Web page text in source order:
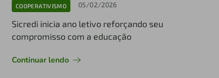
COOPERATIVISMO 05/02/2026
Sicredi inicia ano letivo reforçando seu
compromisso com a educação
Continuar lendo